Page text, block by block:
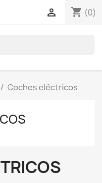
shopping_cart (0)

Coches eléctricos